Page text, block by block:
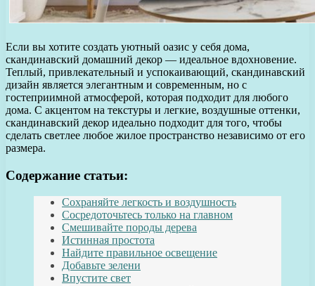
Если вы хотите создать уютный оазис у себя дома,
скандинавский домашний декор — идеальное вдохновение.
Теплый, привлекательный и успокаивающий, скандинавский
дизайн является элегантным и современным, но с
гостеприимной атмосферой, которая подходит для любого
дома. С акцентом на текстуры и легкие, воздушные оттенки,
скандинавский декор идеально подходит для того, чтобы
сделать светлее любое жилое пространство независимо от его
размера.
Содержание статьи:
Сохраняйте легкость и воздушность
Сосредоточьтесь только на главном
Смешивайте породы дерева
Истинная простота
Найдите правильное освещение
Добавьте зелени
Впустите свет